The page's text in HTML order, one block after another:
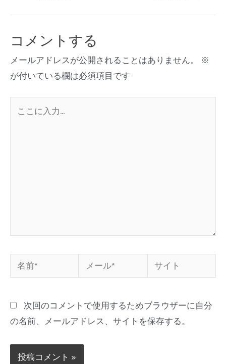
コメントする
メールアドレスが公開されることはありません。
※
が付いている欄は必須項目です
次回のコメントで使用するためブラウザーに自分
の名前、メールアドレス、サイトを保存する。